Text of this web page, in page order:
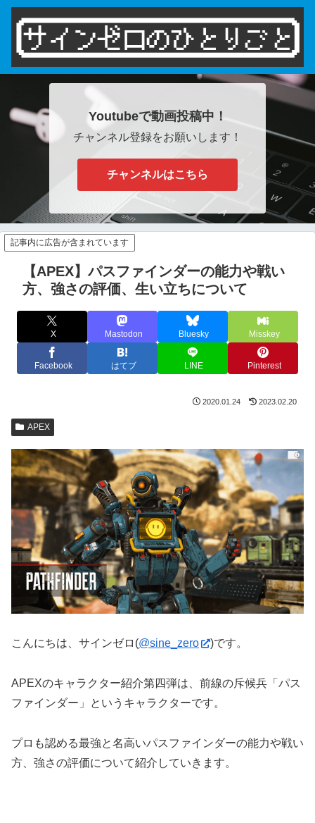
Youtubeで動画投稿中！
チャンネル登録をお願いします！
チャンネルはこちら
記事内に広告が含まれています
【APEX】パスファインダーの能力や戦い
方、強さの評価、生い立ちについて
X Mastodon Bluesky Misskey
Facebook はてブ LINE Pinterest
2020.01.24 2023.02.20
APEX
こんにちは、サインゼロ(@sine_zero )です。
APEXのキャラクター紹介第四弾は、前線の斥候兵「パス
ファインダー」というキャラクターです。
プロも認める最強と名高いパスファインダーの能力や戦い
方、強さの評価について紹介していきます。